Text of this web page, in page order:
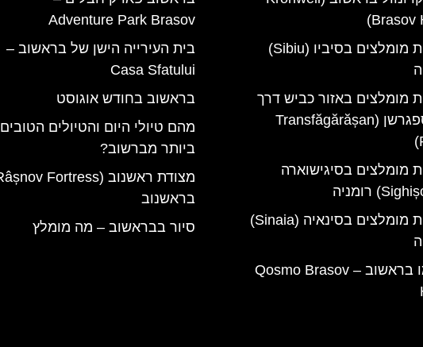
Brasov
מלונות מומלצים בסיביו (Sibiu)
מומלצים באזור כביש דרך
טרנספגרשן (Transfăgărășan
מומלצים בסיגישוארה
מלונות מומלצים בסינאיה (Sinaia)
קוסמו בראשוב – Qosmo Brasov
Adventure Park Brasov
בית העירייה הישן של בראשוב –
Casa Sfatului
בראשוב בחודש אוגוסט
מהם טיולי היום והטיולים הטובים
ביותר מברשוב?
בראשנוב
סיור בבראשוב – מה מומלץ